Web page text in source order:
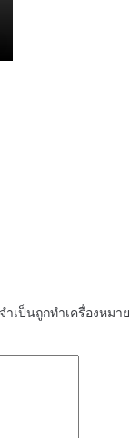
ำเป็นถูกทำเครื่องหมาย